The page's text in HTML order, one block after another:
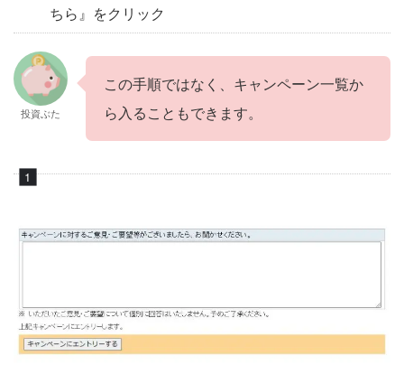
ちら』をクリック
投資ぶた
この手順ではなく、キャンペーン一覧か
ら入ることもできます。